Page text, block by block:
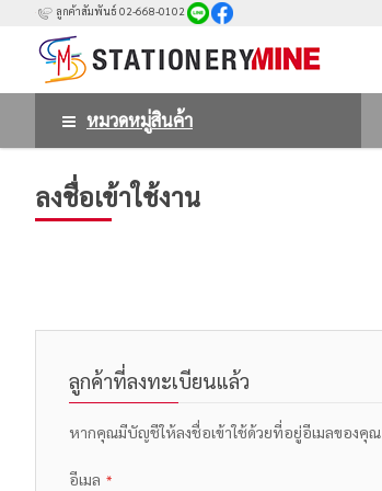
ลูกค้าสัมพันธ์ 02-668-0102
หมวดหมู่สินค้า
ลงชื่อเข้าใช้งาน
ลูกค้าที่ลงทะเบียนแล้ว
หากคุณมีบัญชีให้ลงชื่อเข้าใช้ด้วยที่อยู่อีเมลของคุณ
อีเมล